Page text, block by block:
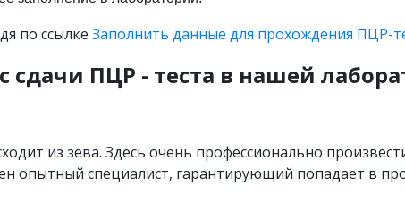
по ссылке Заполнить данные для прохождения ПЦР-
сдачи ПЦР - теста в нашей
из зева. Здесь очень профессионально
опытный специалист, гарантирующий попадает в